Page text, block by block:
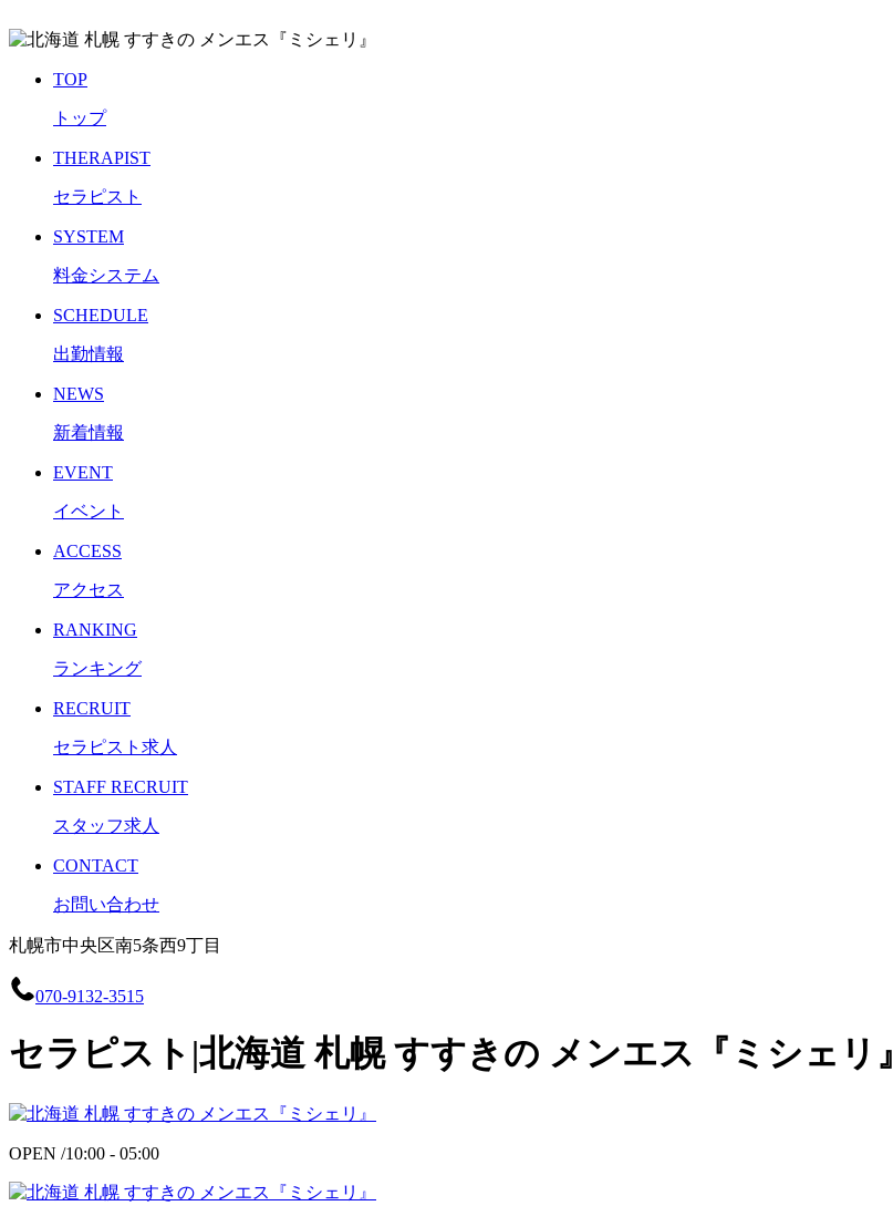
TOP
トップ
THERAPIST
セラピスト
SYSTEM
料金システム
SCHEDULE
出勤情報
NEWS
新着情報
EVENT
イベント
ACCESS
アクセス
RANKING
ランキング
RECRUIT
セラピスト求人
STAFF RECRUIT
スタッフ求人
CONTACT
お問い合わせ
札幌市中央区南5条西9丁目
070-9132-3515
セラピスト|北海道 札幌 すすきの メンエス『ミシェリ』
OPEN /10:00 - 05:00